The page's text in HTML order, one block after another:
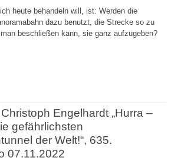
heute behandeln will, ist: Werden die
dazu benutzt, die Strecke so zu
beschließen kann, sie ganz aufzugeben?
Engelhardt „Hurra –
gefährlichsten
der Welt!“, 635.
07.11.2022